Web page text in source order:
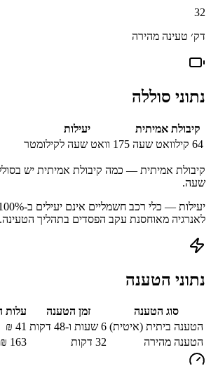
32
דק׳ טעינה מהירה
נתוני סוללה
קיבולת אמיתית
יעילות
64 קילוואט שעה 175 וואט שעה לקילומטר
קיבולת אמיתית — כמה קיבולת אמיתית יש
שעה.
לאנרגיה מאוחסנת עקב הפסדים בתהליך הטעינה.
נתוני הטענה
סוג הטענה זמן הטענה
עלות
הטענה ביתית (איטית) 6 שעות ו-48 דקות 41
₪
הטענה מהירה
32 דקות 163
₪